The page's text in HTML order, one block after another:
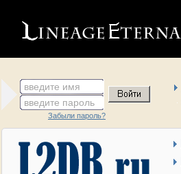
введите имя
введите пароль
Забыли пароль?